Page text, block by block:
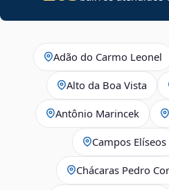
Adão do Carmo Leonel
Alto da Boa Vista
Antônio Marincek
Campos Elíseos
Chácaras Pedro